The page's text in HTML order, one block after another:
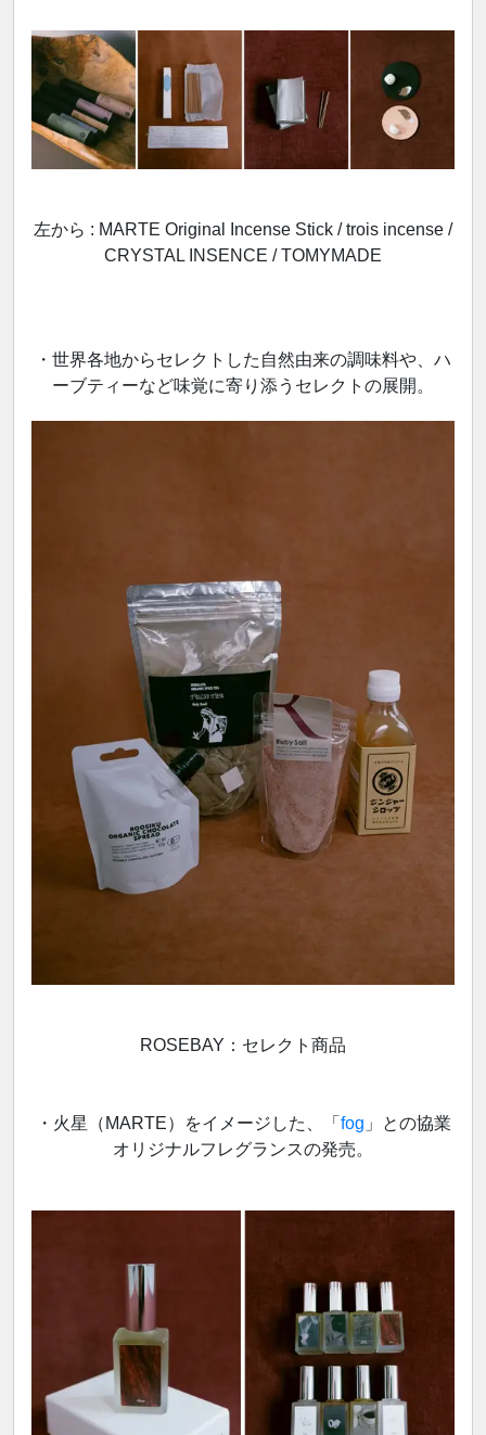
左から : MARTE Original Incense Stick / trois incense /
CRYSTAL INSENCE / TOMYMADE
・世界各地からセレクトした自然由来の調味料や、ハ
ーブティーなど味覚に寄り添うセレクトの展開。
ROSEBAY：セレクト商品
・火星（MARTE）をイメージした、「 fog 」との協業
オリジナルフレグランスの発売。